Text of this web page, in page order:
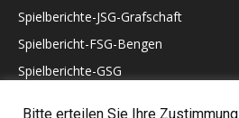
Spielberichte-JSG-Grafschaft
Spielbericht-FSG-Bengen
Spielberichte-GSG
Bitte erteilen Sie Ihre Zustimmung